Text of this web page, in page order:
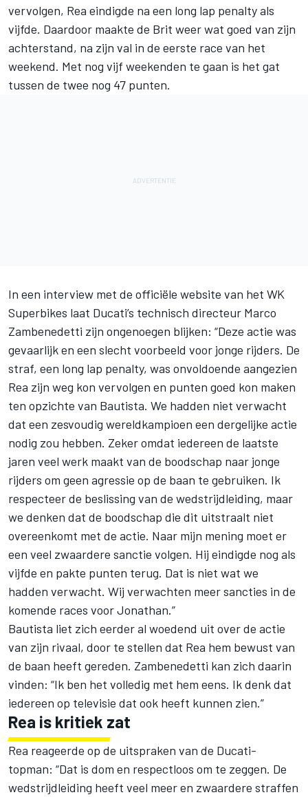
vervolgen, Rea eindigde na een long lap penalty als
vijfde. Daardoor maakte de Brit weer wat goed van zijn
achterstand, na zijn val in de eerste race van het
weekend. Met nog vijf weekenden te gaan is het gat
tussen de twee nog 47 punten.
In een interview met de officiële website van het WK
Superbikes laat Ducati’s technisch directeur Marco
Zambenedetti zijn ongenoegen blijken: “Deze actie was
gevaarlijk en een slecht voorbeeld voor jonge rijders. De
straf, een long lap penalty, was onvoldoende aangezien
Rea zijn weg kon vervolgen en punten goed kon maken
ten opzichte van Bautista. We hadden niet verwacht
dat een zesvoudig wereldkampioen een dergelijke actie
nodig zou hebben. Zeker omdat iedereen de laatste
jaren veel werk maakt van de boodschap naar jonge
rijders om geen agressie op de baan te gebruiken. Ik
respecteer de beslissing van de wedstrijdleiding, maar
we denken dat de boodschap die dit uitstraalt niet
overeenkomt met de actie. Naar mijn mening moet er
een veel zwaardere sanctie volgen. Hij eindigde nog als
vijfde en pakte punten terug. Dat is niet wat we
hadden verwacht. Wij verwachten meer sancties in de
komende races voor Jonathan.”
Bautista liet zich eerder al woedend uit over de actie
van zijn rivaal, door te stellen dat Rea hem bewust van
de baan heeft gereden. Zambenedetti kan zich daarin
vinden: “Ik ben het volledig met hem eens. Ik denk dat
iedereen op televisie dat ook heeft kunnen zien.”
Rea is kritiek zat
Rea reageerde op de uitspraken van de Ducati-
topman: “Dat is dom en respectloos om te zeggen. De
wedstrijdleiding heeft veel meer en zwaardere straffen